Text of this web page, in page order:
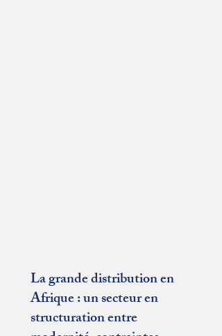
La grande distribution en
Afrique : un secteur en
structuration entre